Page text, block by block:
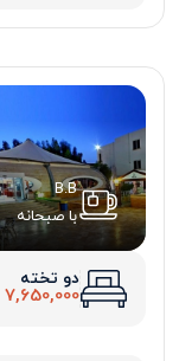
B.B
با صبحانه
دو تخته
7,650,000